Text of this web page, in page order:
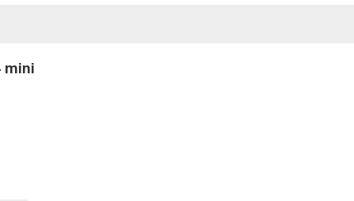
mini